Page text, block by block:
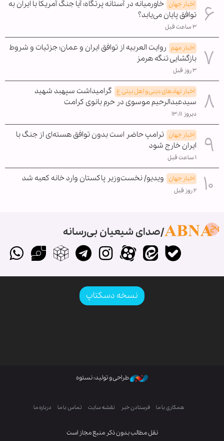
اخبار جهان خاورمیانه در آستانه پرتگاه؛ آیا جنگ آمریکا با ایران به
توافق پایان می‌یابد؟
۳ ساعت قبل
اخبار مهم روایت العربیه از توافق ایران و عمان؛ جزئیات و شروط
بازگشایی تنگه هرمز
۳ روز قبل
اخبار نهادهای دینی و اهل بیتی ع گرامیداشت سپهبد شهید
سیدعبدالرحیم موسوی در حرم بانوی کرامت
دیروز ۱۳:۱۱
اخبار جهان ترامپ حاضر است بدون توافق هسته‌ای از جنگ با
ایران خارج شود
۱ ساعت قبل
اخبار جهان ویدیو/ نخست‌وزیر پاکستان وارد خانه کعبه شد
۲ روز قبل
صدای شیعیان بی‌رسانه
نسخه دسکتاپ
نقل مطالب بدون ذکر منبع مجاز است
طراحی و تولید: نستوه
همکاری با ما فرستادن خبر نقشه سایت تماس با ما درباره ما